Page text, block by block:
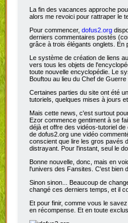
La fin des vacances approche
alors me revoici pour rattraper le
Pour commencer, dofus2.org
derniers commentaires postés
grâce à trois élégants onglets. En
Le système de création de liens
vers tous les objets de
toute nouvelle encyclopédie. Le
Bouftou au lieu du Chef de
Certaines parties du site ont été
tutoriels, quelques mises à jours
Mais cette news, c'est surtout
Ezor commence gentiment à se
déjà et offre des vidéos-tutoriel
de dofus2.org une vidéo
conscient que lire les gros pavés
distrayant. Pour l'instant, seul le
Bonne nouvelle, donc, mais en
l'univers des Fansites. C'est bien
Sinon sinon... Beaucoup de
changé ces derniers temps, et il
Et pour finir, comme vous le
en récompense. Et en toute